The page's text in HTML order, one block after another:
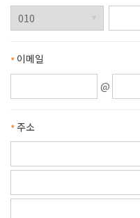
필수항목
이메일
필수항목
주소